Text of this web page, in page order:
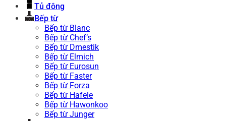
Tủ đông
Bếp từ
Bếp từ Blanc
Bếp từ Chef’s
Bếp từ Dmestik
Bếp từ Elmich
Bếp từ Eurosun
Bếp từ Faster
Bếp từ Forza
Bếp từ Hafele
Bếp từ Hawonkoo
Bếp từ Junger